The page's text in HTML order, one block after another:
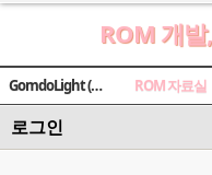
ROM 개
GomdoLight (곰돌라이트) ROM 자료실
로그인